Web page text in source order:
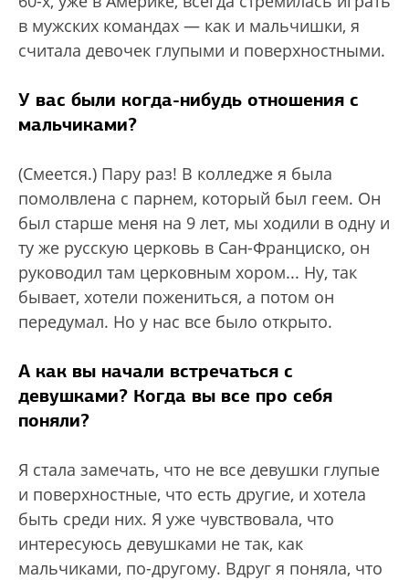
в мужских командах — как и мальчишки, я
считала девочек глупыми и поверхностными.
У вас были когда-нибудь отношения с
мальчиками?
(Смеется.) Пару раз! В колледже я была
помолвлена с парнем, который был геем. Он
был старше меня на 9 лет, мы ходили в одну и
ту же русскую церковь в Сан-Франциско, он
руководил там церковным хором... Ну, так
бывает, хотели пожениться, а потом он
передумал. Но у нас все было открыто.
А как вы начали встречаться с
девушками? Когда вы все про себя
поняли?
Я стала замечать, что не все девушки глупые
и поверхностные, что есть другие, и хотела
быть среди них. Я уже чувствовала, что
интересуюсь девушками не так, как
мальчиками, по-другому. Вдруг я поняла, что